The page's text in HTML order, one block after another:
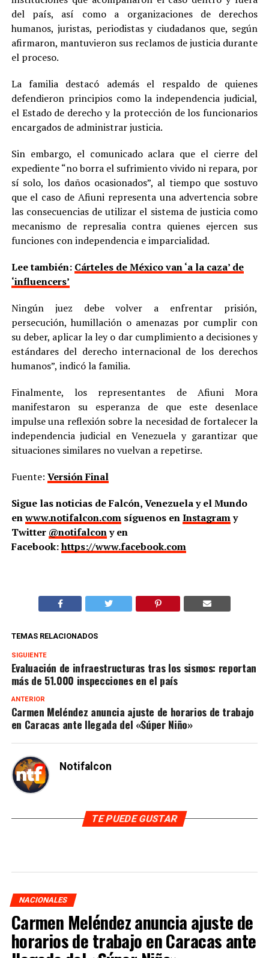
del país, así como a organizaciones de derechos
humanos, juristas, periodistas y ciudadanos que, según
afirmaron, mantuvieron sus reclamos de justicia durante
el proceso.
La familia destacó además el respaldo de quienes
defendieron principios como la independencia judicial,
el Estado de derecho y la protección de los funcionarios
encargados de administrar justicia.
Sin embargo, el comunicado aclara que el cierre del
expediente “no borra el sufrimiento vivido ni repara, por
sí solo, los daños ocasionados”, al tiempo que sostuvo
que el caso de Afiuni representa una advertencia sobre
las consecuencias de utilizar el sistema de justicia como
mecanismo de represalia contra quienes ejercen sus
funciones con independencia e imparcialidad.
Lee también: Cárteles de México van ‘a la caza’ de
‘influencers’
Ningún juez debe volver a enfrentar prisión,
persecución, humillación o amenazas por cumplir con
su deber, aplicar la ley o dar cumplimiento a decisiones y
estándares del derecho internacional de los derechos
humanos”, indicó la familia.
Finalmente, los representantes de Afiuni Mora
manifestaron su esperanza de que este desenlace
impulse una reflexión sobre la necesidad de fortalecer la
independencia judicial en Venezuela y garantizar que
situaciones similares no vuelvan a repetirse.
Fuente: Versión Final
Sigue las noticias de Falcón, Venezuela y el Mundo
enwww.notifalcon.comsíguenos enInstagramy
Twitter @notifalcony en
Facebook:https://www.facebook.com
TEMAS RELACIONADOS
SIGUIENTE
Evaluación de infraestructuras tras los sismos: reportan
más de 51.000 inspecciones en el país
ANTERIOR
Carmen Meléndez anuncia ajuste de horarios de trabajo
en Caracas ante llegada del «Súper Niño»
Notifalcon
TE PUEDE GUSTAR
NACIONALES
Carmen Meléndez anuncia ajuste de
horarios de trabajo en Caracas ante